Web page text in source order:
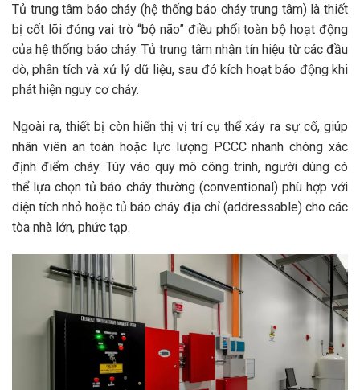
Tủ trung tâm báo cháy (hệ thống báo cháy trung tâm) là thiết
bị cốt lõi đóng vai trò “bộ não” điều phối toàn bộ hoạt động
của hệ thống báo cháy. Tủ trung tâm nhận tín hiệu từ các đầu
dò, phân tích và xử lý dữ liệu, sau đó kích hoạt báo động khi
phát hiện nguy cơ cháy.
Ngoài ra, thiết bị còn hiển thị vị trí cụ thể xảy ra sự cố, giúp
nhân viên an toàn hoặc lực lượng PCCC nhanh chóng xác
định điểm cháy. Tùy vào quy mô công trình, người dùng có
thể lựa chọn tủ báo cháy thường (conventional) phù hợp với
diện tích nhỏ hoặc tủ báo cháy địa chỉ (addressable) cho các
tòa nhà lớn, phức tạp.